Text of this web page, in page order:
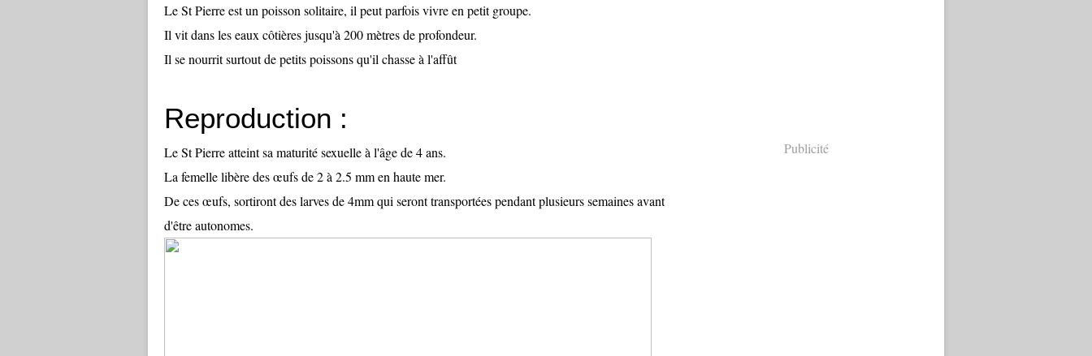
Le St Pierre est un poisson solitaire, il peut parfois vivre en petit groupe.
Il vit dans les eaux côtières jusqu'à 200 mètres de profondeur.
Il se nourrit surtout de petits poissons qu'il chasse à l'affût
Reproduction :
Le St Pierre atteint sa maturité sexuelle à l'âge de 4 ans.
La femelle libère des œufs de 2 à 2.5 mm en haute mer.
De ces œufs, sortiront des larves de 4mm qui seront transportées pendant plusieurs semaines avant
d'être autonomes.
Publicité